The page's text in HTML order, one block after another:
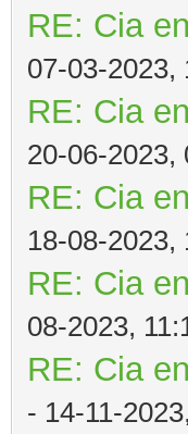
RE: Cia
07-03-2023,
RE: Cia
20-06-2023,
RE: Cia
18-08-2023,
RE: Cia
08-2023,
RE: Cia
- 14-11-